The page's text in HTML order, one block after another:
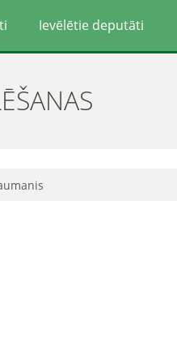
Ievēlētie deputāti